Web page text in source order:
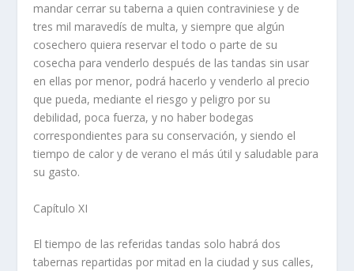
mandar cerrar su taberna a quien contraviniese y de
tres mil maravedí­s de multa, y siempre que algún
cosechero quiera reservar el todo o parte de su
cosecha para venderlo después de las tandas sin usar
en ellas por menor, podrá hacerlo y venderlo al precio
que pueda, mediante el riesgo y peligro por su
debilidad, poca fuerza, y no haber bodegas
correspondientes para su conservación, y siendo el
tiempo de calor y de verano el más útil y saludable para
su gasto.
Capí­tulo XI
El tiempo de las referidas tandas solo habrá dos
tabernas repartidas por mitad en la ciudad y sus calles,